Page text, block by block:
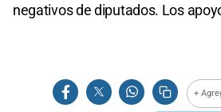
negativos de diputados. Los
+